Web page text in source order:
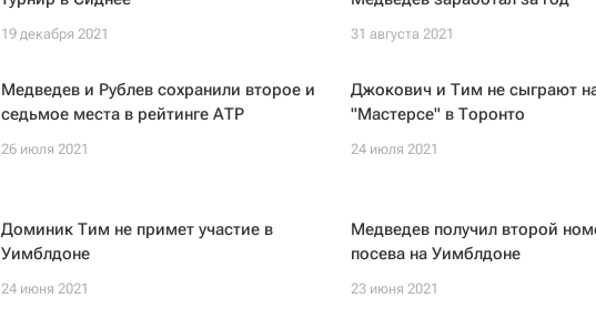
19 декабря 2021 31 августа 2021
Медведев и Рублев сохранили второе и
седьмое места в рейтинге АТР
26 июля 2021
Джокович и Тим не сыграют
"Мастерсе" в Торонто
24 июля 2021
Доминик Тим не примет участие в
Уимблдоне
24 июня 2021
Медведев получил второй
посева на Уимблдоне
23 июня 2021